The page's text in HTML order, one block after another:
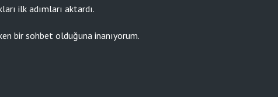
ilk adımları aktardı.
bir sohbet olduğuna inanıyorum.